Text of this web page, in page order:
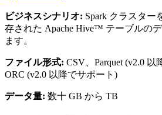
ビジネスシナリオ: Spark クラスター
存された Apache Hive™ テーブルの
ます。
ファイル形式: CSV、Parquet (v2.0
ORC (v2.0 以降でサポート)
データ量: 数十 GB から TB